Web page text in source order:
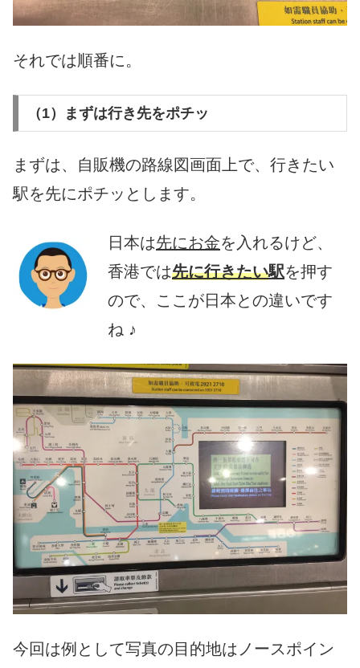
それでは順番に。
（1）まずは行き先をポチッ
まずは、自販機の路線図画面上で、行きたい
駅を先にポチッとします。
日本は先にお金を入れるけど、
香港では先に行きたい駅を押す
ので、ここが日本との違いです
ね ♪
今回は例として写真の目的地はノースポイン